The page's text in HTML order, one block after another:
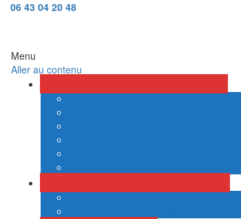
06 43 04 20 48
Menu
Aller au contenu